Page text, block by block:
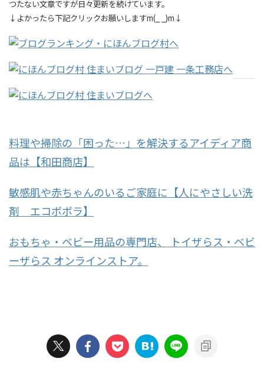
つたない文章ですが日々更新を続けています。
↓よかったら下記クリックお願いしますm(_ _)m↓
料理や掃除の「困った…」を解決するアイディア商
品は【和田商店】
敏感肌や赤ちゃんのいるご家庭に【人にやさしい洗
剤 エコポポラ】
おもちゃ・ベビー用品の専門店、 トイザらス・ベビ
ーザらス オンラインストア。